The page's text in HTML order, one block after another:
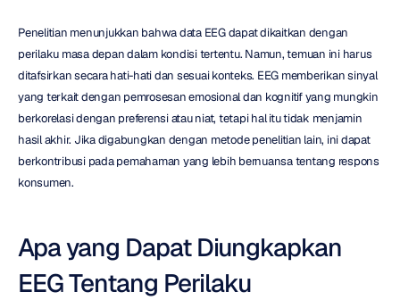
Penelitian menunjukkan bahwa data EEG dapat dikaitkan dengan
perilaku masa depan dalam kondisi tertentu. Namun, temuan ini harus
ditafsirkan secara hati-hati dan sesuai konteks. EEG memberikan sinyal
yang terkait dengan pemrosesan emosional dan kognitif yang mungkin
berkorelasi dengan preferensi atau niat, tetapi hal itu tidak menjamin
hasil akhir. Jika digabungkan dengan metode penelitian lain, ini dapat
berkontribusi pada pemahaman yang lebih bernuansa tentang respons
konsumen.
Apa yang Dapat Diungkapkan
EEG Tentang Perilaku